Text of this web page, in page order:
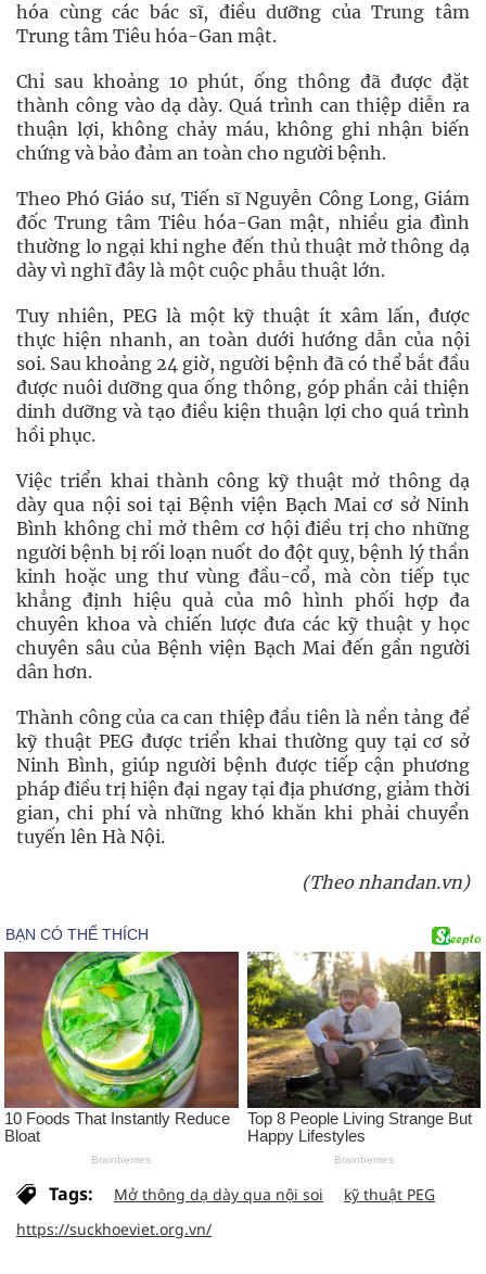
hóa cùng các bác sĩ, điều dưỡng của Trung tâm
Trung tâm Tiêu hóa-Gan mật.
Chỉ sau khoảng 10 phút, ống thông đã được đặt
thành công vào dạ dày. Quá trình can thiệp diễn ra
thuận lợi, không chảy máu, không ghi nhận biến
chứng và bảo đảm an toàn cho người bệnh.
Theo Phó Giáo sư, Tiến sĩ Nguyễn Công Long, Giám
đốc Trung tâm Tiêu hóa-Gan mật, nhiều gia đình
thường lo ngại khi nghe đến thủ thuật mở thông dạ
dày vì nghĩ đây là một cuộc phẫu thuật lớn.
Tuy nhiên, PEG là một kỹ thuật ít xâm lấn, được
thực hiện nhanh, an toàn dưới hướng dẫn của nội
soi. Sau khoảng 24 giờ, người bệnh đã có thể bắt đầu
được nuôi dưỡng qua ống thông, góp phần cải thiện
dinh dưỡng và tạo điều kiện thuận lợi cho quá trình
hồi phục.
Việc triển khai thành công kỹ thuật mở thông dạ
dày qua nội soi tại Bệnh viện Bạch Mai cơ sở Ninh
Bình không chỉ mở thêm cơ hội điều trị cho những
người bệnh bị rối loạn nuốt do đột quỵ, bệnh lý thần
kinh hoặc ung thư vùng đầu-cổ, mà còn tiếp tục
khẳng định hiệu quả của mô hình phối hợp đa
chuyên khoa và chiến lược đưa các kỹ thuật y học
chuyên sâu của Bệnh viện Bạch Mai đến gần người
dân hơn.
Thành công của ca can thiệp đầu tiên là nền tảng để
kỹ thuật PEG được triển khai thường quy tại cơ sở
Ninh Bình, giúp người bệnh được tiếp cận phương
pháp điều trị hiện đại ngay tại địa phương, giảm thời
gian, chi phí và những khó khăn khi phải chuyển
tuyến lên Hà Nội.
(Theo nhandan.vn)
Tags: Mở thông dạ dày qua nội soi
kỹ thuật PEG
https://suckhoeviet.org.vn/